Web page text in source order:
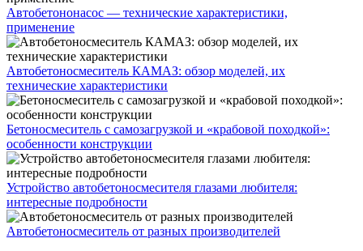
Автобетононасос — технические характеристики,
применение
Автобетоносмеситель КАМАЗ: обзор моделей, их
технические характеристики
Бетоносмеситель с самозагрузкой и «крабовой походкой»:
особенности конструкции
Устройство автобетоносмесителя глазами любителя:
интересные подробности
Автобетоносмеситель от разных производителей